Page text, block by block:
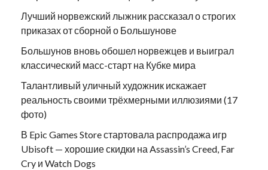
Лучший норвежский лыжник рассказал о строгих
приказах от сборной о Большунове
Большунов вновь обошел норвежцев и выиграл
классический масс-старт на Кубке мира
Талантливый уличный художник искажает
реальность своими трёхмерными иллюзиями (17
фото)
В Epic Games Store стартовала распродажа игр
Ubisoft — хорошие скидки на Assassin’s Creed, Far
Cry и Watch Dogs